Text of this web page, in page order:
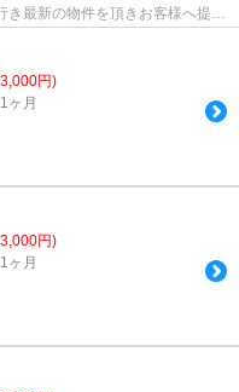
き最新の物件を頂きお客様へ提供
円)
ヶ月
円)
ヶ月